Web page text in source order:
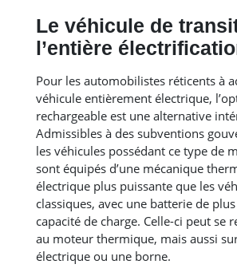
Le véhicule de
l’entière
Pour les automobilistes réticents à
véhicule entièrement électrique,
rechargeable est une alternative
Admissibles à des subventions
les véhicules possédant ce type de
sont équipés d’une mécanique
électrique plus puissante que les
classiques, avec une batterie de
capacité de charge. Celle-ci peut se
au moteur thermique, mais aussi
électrique ou une borne.